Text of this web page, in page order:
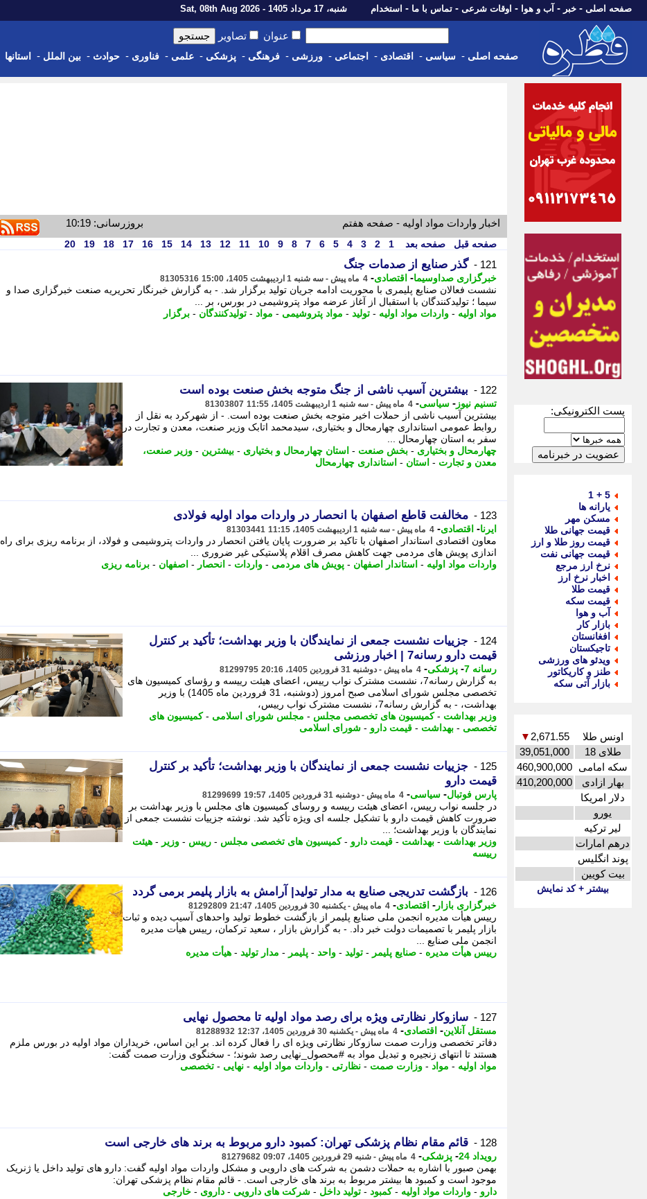
صفحه اصلی - خبر - آب و هوا - اوقات شرعی - تماس با ما - استخدام شنبه، 17 مرداد 1405 - Sat, 08th Aug 2026
عنوان تصاویر
صفحه اصلی - سیاسی - اقتصادی - اجتماعی - ورزشی - فرهنگی - پزشکی - علمی - فناوری - حوادث - بین الملل - استانها
پست الکترونیکی:
5 + 1
یارانه ها
مسکن مهر
قیمت جهانی طلا
قیمت روز طلا و ارز
قیمت جهانی نفت
نرخ ارز مرجع
اخبار نرخ ارز
قیمت طلا
قیمت سکه
آب و هوا
بازار کار
افغانستان
تاجیکستان
ویدئو های ورزشی
طنز و کاریکاتور
بازار آتی سکه
اونس طلا 2,671.55
▼
طلای 18
39,051,000
سکه امامی 460,900,000
بهار ازادی
410,200,000
دلار امریکا
یورو
لیر ترکیه
درهم امارات
پوند انگلیس
بیت کویین
بیشتر + کد نمایش
اخبار واردات مواد اولیه - صفحه هفتم بروزرسانی: 10:19
صفحه قبل صفحه بعد 1
2
3
4
5
6
7
8
9
10
11
12
13
14
15
16
17
18
19
20
121 - گذر صنایع از صدمات جنگ
خبرگزاری صداوسیما- اقتصادی- 4 ماه پیش - سه شنبه 1 اردیبهشت 1405، 15:00 81305316
نشست فعالان صنایع پلیمری با محوریت ادامه جریان تولید برگزار شد. - به گزارش خبرنگار تحریریه صنعت خبرگزاری صدا و
سیما ؛ تولیدکنندگان با استقبال از آغاز عرضه مواد پتروشیمی در بورس، بر ...
مواد اولیه - واردات مواد اولیه - تولید - مواد پتروشیمی - مواد - تولیدکنندگان - برگزار
122 - بیشترین آسیب ناشی از جنگ متوجه بخش صنعت بوده است
تسنیم نیوز - سیاسی- 4 ماه پیش - سه شنبه 1 اردیبهشت 1405، 11:55 81303807
بیشترین آسیب ناشی از حملات اخیر متوجه بخش صنعت بوده است. - از شهرکرد به نقل از
روابط عمومی استانداری چهارمحال و بختیاری، سیدمحمد اتابک وزیر صنعت، معدن و تجارت در
سفر به استان چهارمحال ...
چهارمحال و بختیاری - بخش صنعت - استان چهارمحال و بختیاری - بیشترین - وزیر صنعت،
معدن و تجارت - استان - استانداری چهارمحال
123 - مخالفت قاطع اصفهان با انحصار در واردات مواد اولیه فولادی
ایرنا- اقتصادی- 4 ماه پیش - سه شنبه 1 اردیبهشت 1405، 11:15 81303441
​معاون اقتصادی استاندار اصفهان با تاکید بر ضرورت پایان یافتن انحصار در واردات پتروشیمی و فولاد، از برنامه ریزی برای راه
اندازی پویش های مردمی جهت کاهش مصرف اقلام پلاستیکی غیر ضروری ...
واردات مواد اولیه - استاندار اصفهان - پویش های مردمی - واردات - انحصار - اصفهان - برنامه ریزی
124 -
جزییات نشست جمعی از نمایندگان با وزیر بهداشت؛ تأکید بر کنترل
قیمت دارو رسانه7 | اخبار ورزشی
رسانه 7 - پزشکی- 4 ماه پیش - دوشنبه 31 فروردین 1405، 20:16 81299795
به گزارش رسانه7، نشست مشترک نواب رییس، اعضای هیئت رییسه و رؤسای کمیسیون های
تخصصی مجلس شورای اسلامی صبح امروز (دوشنبه، 31 فروردین ماه 1405) با وزیر
بهداشت، - به گزارش رسانه7، نشست مشترک نواب رییس،
وزیر بهداشت -کمیسیون های تخصصی مجلس - مجلس شورای اسلامی -کمیسیون های
تخصصی - بهداشت - قیمت دارو - شورای اسلامی
125 -
جزییات نشست جمعی از نمایندگان با وزیر بهداشت؛ تأکید بر کنترل
قیمت دارو
پارس فوتبال- سیاسی- 4 ماه پیش - دوشنبه 31 فروردین 1405، 19:57 81299699
در جلسه نواب رییس، اعضای هیئت رییسه و روسای کمیسیون های مجلس با وزیر بهداشت بر
ضرورت کاهش قیمت دارو با تشکیل جلسه ای ویژه تأکید شد. نوشته جزییات نشست جمعی از
نمایندگان با وزیر بهداشت؛ ...
وزیر بهداشت - بهداشت - قیمت دارو -کمیسیون های تخصصی مجلس - رییس - وزیر - هیئت
رییسه
126 - بازگشت تدریجی صنایع به مدار تولید‍| آرامش به بازار پلیمر برمی گردد
خبرگزاری بازار - اقتصادی- 4 ماه پیش - یکشنبه 30 فروردین 1405، 21:47 81292809
رییس هیأت مدیره انجمن ملی صنایع پلیمر از بازگشت خطوط تولید واحدهای آسیب دیده و ثبات
بازار پلیمر با تصمیمات دولت خبر داد. - به گزارش بازار ، سعید ترکمان، رییس هیأت مدیره
انجمن ملی صنایع ...
رییس هیأت مدیره - صنایع پلیمر - تولید - واحد - پلیمر - مدار تولید - هیأت مدیره
127 - سازوکار نظارتی ویژه برای رصد مواد اولیه تا محصول نهایی
مستقل آنلاین- اقتصادی- 4 ماه پیش - یکشنبه 30 فروردین 1405، 12:37 81288932
دفاتر تخصصی وزارت صمت سازوکار نظارتی ویژه ای را فعال کرده اند. بر این اساس، خریداران مواد اولیه در بورس ملزم
هستند تا انتهای زنجیره و تبدیل مواد به #محصول_نهایی رصد شوند؛ - سخنگوی وزارت صمت گفت:
مواد اولیه - مواد - وزارت صمت - نظارتی - واردات مواد اولیه - نهایی - تخصصی
128 - قائم مقام نظام پزشکی تهران: کمبود دارو مربوط به برند های خارجی است
رویداد 24 - پزشکی- 4 ماه پیش - شنبه 29 فروردین 1405، 09:07 81279682
بهمن صبور با اشاره به حملات دشمن به شرکت های دارویی و مشکل واردات مواد اولیه گفت: دارو های تولید داخل یا ژنریک
موجود است و کمبود ها بیشتر مربوط به برند های خارجی است. - قائم مقام نظام پزشکی تهران:
دارو - واردات مواد اولیه -کمبود - تولید داخل - شرکت های دارویی - داروی - خارجی